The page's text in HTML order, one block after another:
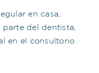
en casa,
del dentista,
en el consultorio